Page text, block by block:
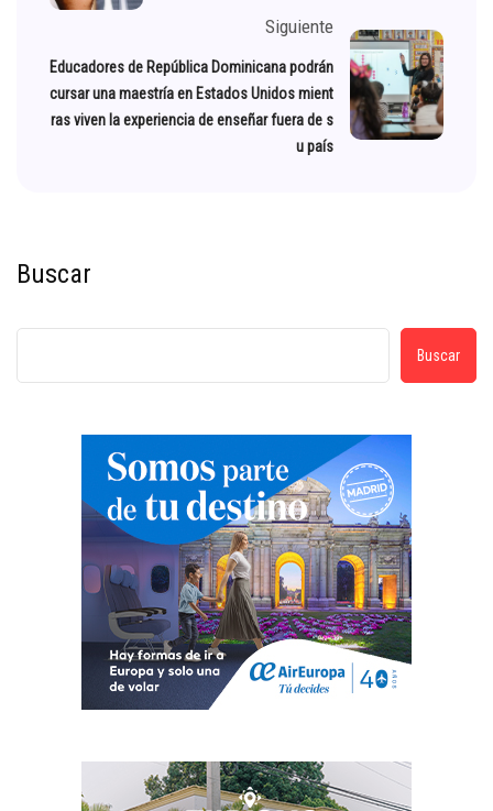
Siguiente
Educadores de República Dominicana podrán
cursar una maestría en Estados Unidos mient
ras viven la experiencia de enseñar fuera de s
u país
Buscar
Buscar